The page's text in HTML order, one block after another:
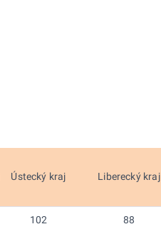
Ústecký kraj
Liberecký kraj
102 88